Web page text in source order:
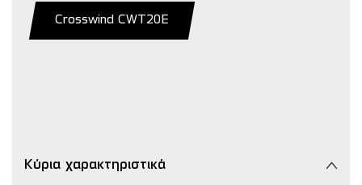
Crosswind CWT20E
Κύρια χαρακτηριστικά